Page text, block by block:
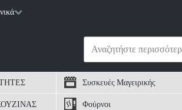
Συσκευές Μαγειρικής
Φούρνοι